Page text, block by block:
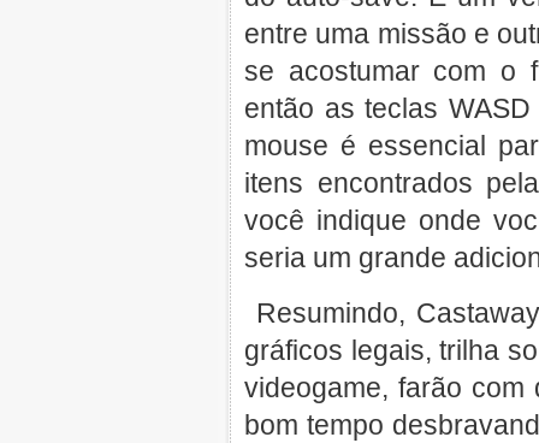
entre uma missão e
se acostumar com o
então as teclas
mouse é essencial
itens encontrados
você indique onde
seria um grande
Resumindo,
gráficos legais, trilha
videogame, farão
bom tempo